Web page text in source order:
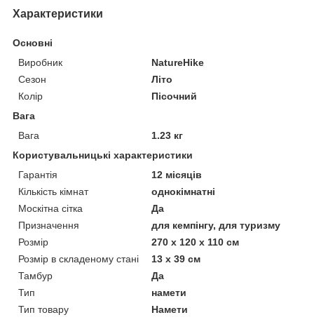
Характеристики
Основні
Виробник
NatureHike
Сезон
Літо
Колір
Пісочний
Вага
Вага
1.23 кг
Користувальницькі характеристики
Гарантія
12 місяців
Кількість кімнат
однокімнатні
Москітна сітка
Да
Призначення
для кемпінгу, для туризму
Розмір
270 х 120 х 110 см
Розмір в складеному стані
13 х 39 см
Тамбур
Да
Тип
намети
Тип товару
Намети